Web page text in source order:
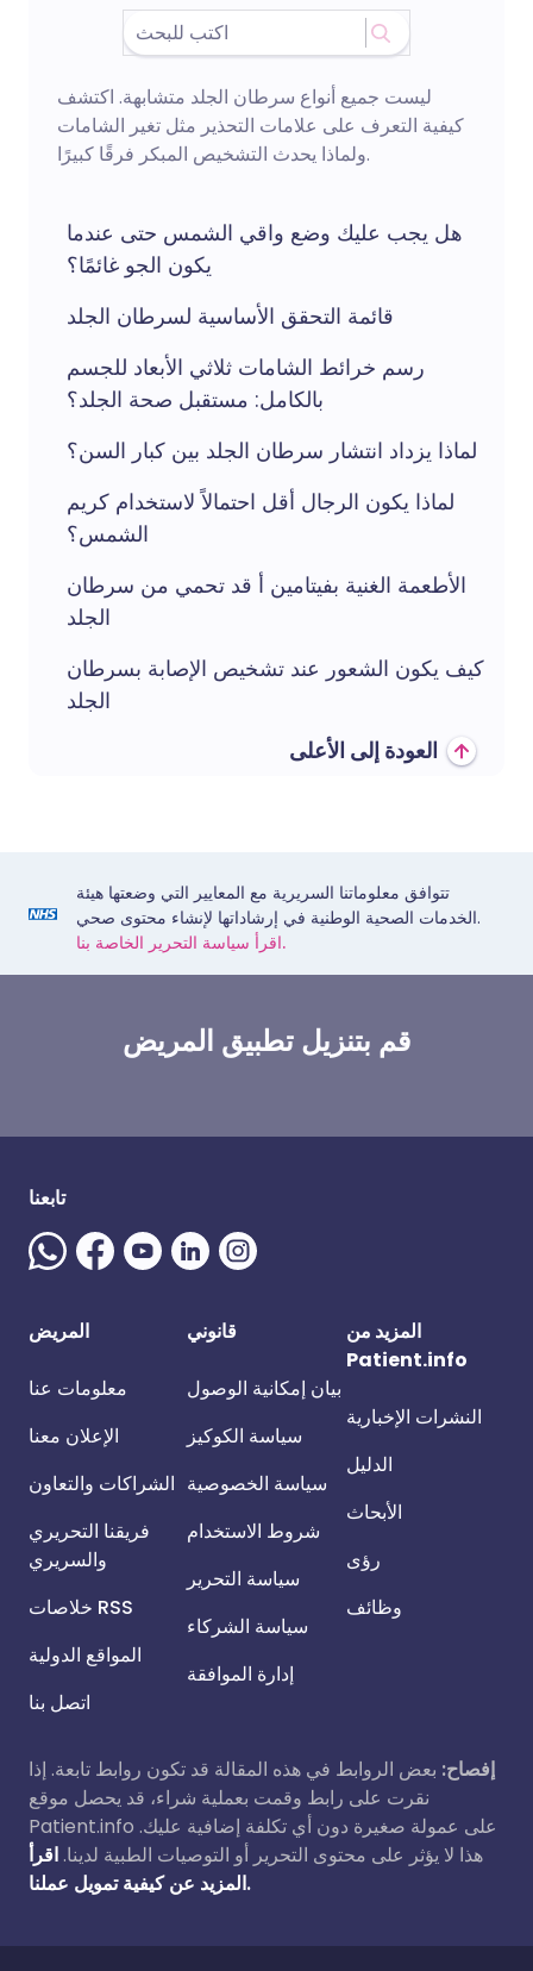
ليست جميع أنواع سرطان الجلد متشابهة. اكتشف
كيفية التعرف على علامات التحذير مثل تغير الشامات
ولماذا يحدث التشخيص المبكر فرقًا كبيرًا.
هل يجب عليك وضع واقي الشمس حتى عندما
يكون الجو غائمًا؟
قائمة التحقق الأساسية لسرطان الجلد
رسم خرائط الشامات ثلاثي الأبعاد للجسم
بالكامل: مستقبل صحة الجلد؟
لماذا يزداد انتشار سرطان الجلد بين كبار السن؟
لماذا يكون الرجال أقل احتمالاً لاستخدام كريم
الشمس؟
الأطعمة الغنية بفيتامين أ قد تحمي من سرطان
الجلد
كيف يكون الشعور عند تشخيص الإصابة بسرطان
الجلد
العودة إلى الأعلى
تتوافق معلوماتنا السريرية مع المعايير التي وضعتها هيئة
الخدمات الصحية الوطنية في إرشاداتها لإنشاء محتوى صحي.
اقرأ سياسة التحرير الخاصة بنا.
قم بتنزيل تطبيق المريض
تابعنا
المريض
معلومات عنا
الإعلان معنا
الشراكات والتعاون
فريقنا التحريري
والسريري
خلاصات RSS
المواقع الدولية
اتصل بنا
قانوني
بيان إمكانية الوصول
سياسة الكوكيز
سياسة الخصوصية
شروط الاستخدام
سياسة التحرير
سياسة الشركاء
إدارة الموافقة
المزيد من
Patient.info
النشرات الإخبارية
الدليل
الأبحاث
رؤى
وظائف
إفصاح: بعض الروابط في هذه المقالة قد تكون روابط تابعة. إذا
نقرت على رابط وقمت بعملية شراء، قد يحصل موقع
Patient.info على عمولة صغيرة دون أي تكلفة إضافية عليك.
هذا لا يؤثر على محتوى التحرير أو التوصيات الطبية لدينا. اقرأ
المزيد عن كيفية تمويل عملنا.